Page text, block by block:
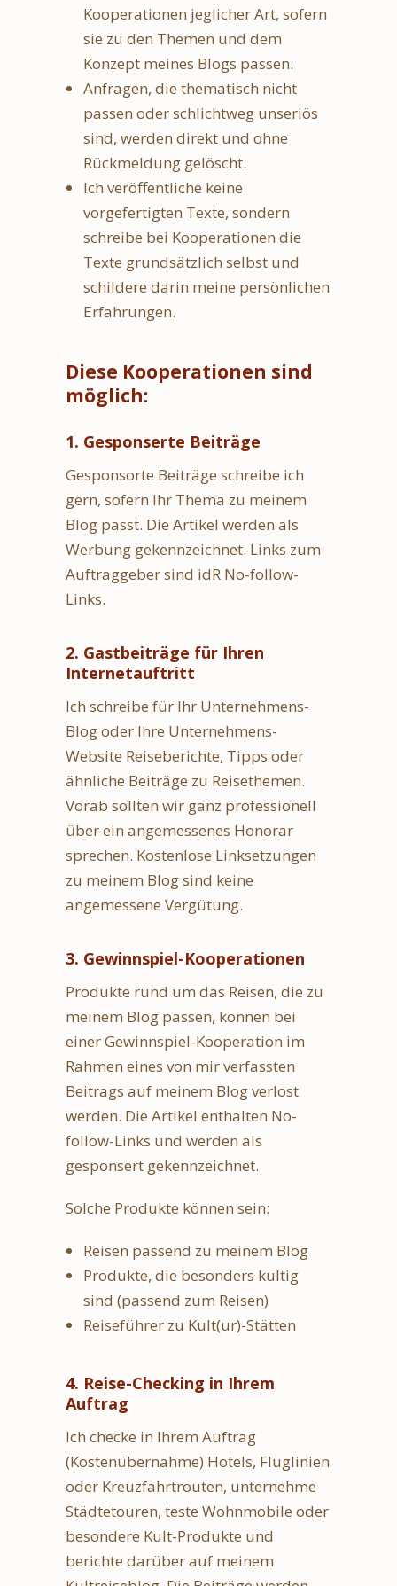
Kooperationen jeglicher Art, sofern
sie zu den Themen und dem
Konzept meines Blogs passen.
Anfragen, die thematisch nicht
passen oder schlichtweg unseriös
sind, werden direkt und ohne
Rückmeldung gelöscht.
Ich veröffentliche keine
vorgefertigten Texte, sondern
schreibe bei Kooperationen die
Texte grundsätzlich selbst und
schildere darin meine persönlichen
Erfahrungen.
Diese Kooperationen sind
möglich:
1. Gesponserte Beiträge
Gesponsorte Beiträge schreibe ich
gern, sofern Ihr Thema zu meinem
Blog passt. Die Artikel werden als
Werbung gekennzeichnet. Links zum
Auftraggeber sind idR No-follow-
Links.
2. Gastbeiträge für Ihren
Internetauftritt
Ich schreibe für Ihr Unternehmens-
Blog oder Ihre Unternehmens-
Website Reiseberichte, Tipps oder
ähnliche Beiträge zu Reisethemen.
Vorab sollten wir ganz professionell
über ein angemessenes Honorar
sprechen. Kostenlose Linksetzungen
zu meinem Blog sind keine
angemessene Vergütung.
3. Gewinnspiel-Kooperationen
Produkte rund um das Reisen, die zu
meinem Blog passen, können bei
einer Gewinnspiel-Kooperation im
Rahmen eines von mir verfassten
Beitrags auf meinem Blog verlost
werden. Die Artikel enthalten No-
follow-Links und werden als
gesponsert gekennzeichnet.
Solche Produkte können sein:
Reisen passend zu meinem Blog
Produkte, die besonders kultig
sind (passend zum Reisen)
Reiseführer zu Kult(ur)-Stätten
4. Reise-Checking in Ihrem
Auftrag
Ich checke in Ihrem Auftrag
(Kostenübernahme) Hotels, Fluglinien
oder Kreuzfahrtrouten, unternehme
Städtetouren, teste Wohnmobile oder
besondere Kult-Produkte und
berichte darüber auf meinem